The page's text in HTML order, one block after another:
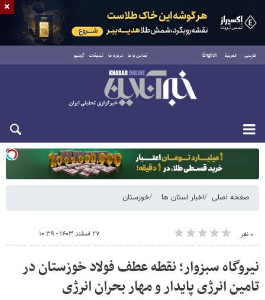
فارسی العربية English تماس با ما درباره ما تبلیغات آرشیو
یکشنبه ۱۸ مرداد ۱۴۰۵
صفحه اصلی اخبار استان ها خوزستان
۰ نفر ۲۷ اسفند ۱۴۰۳ - ۱۰:۳۹
نیروگاه سبزوار؛ نقطه عطف فولاد خوزستان در
تامین انرژی پایدار و مهار بحران انرژی
×